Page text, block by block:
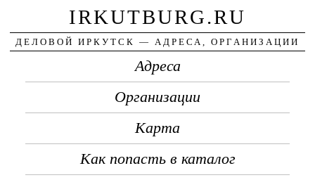
IRKUTBURG.RU
ДЕЛОВОЙ ИРКУТСК — АДРЕСА, ОРГАНИЗАЦИИ
Адреса
Организации
Карта
Как попасть в каталог